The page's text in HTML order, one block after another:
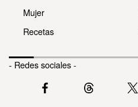
Mujer
Recetas
- Redes sociales -